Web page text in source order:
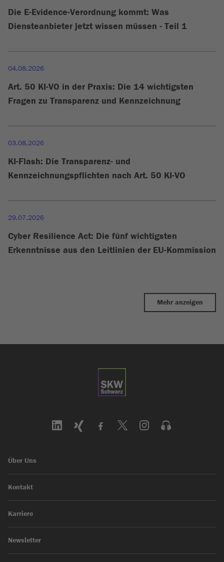
Die E-Evidence-Verordnung kommt: Was
Diensteanbieter jetzt wissen müssen - Teil 1
04.08.2026
Art. 50 KI-VO in der Praxis: Die 14 wichtigsten
Fragen zu Transparenz und Kennzeichnung
03.08.2026
KI-Flash: Die Transparenz- und
Kennzeichnungspflichten nach Art. 50 KI-VO
29.07.2026
Cyber Resilience Act: Die fünf wichtigsten
Erkenntnisse aus den Leitlinien der EU-Kommission
Mehr anzeigen
Über Uns
Kontakt
Karriere
Newsletter